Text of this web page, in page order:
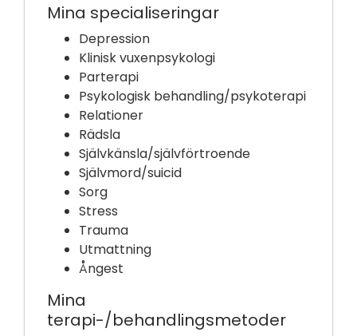
Mina specialiseringar
Depression
Klinisk vuxenpsykologi
Parterapi
Psykologisk behandling/psykoterapi
Relationer
Rädsla
Självkänsla/självförtroende
Självmord/suicid
Sorg
Stress
Trauma
Utmattning
Ångest
Mina
terapi-/behandlingsmetoder